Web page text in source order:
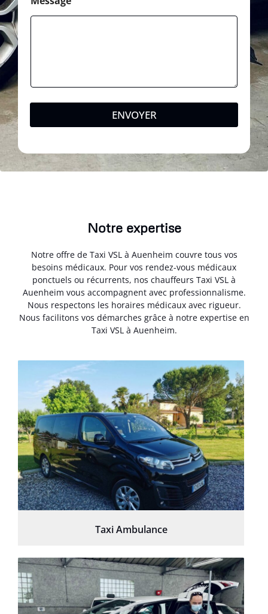
ENVOYER
Notre expertise
Notre offre de Taxi VSL à Auenheim couvre tous vos
besoins médicaux. Pour vos rendez-vous médicaux
ponctuels ou récurrents, nos chauffeurs Taxi VSL à
Auenheim vous accompagnent avec professionnalisme.
Nous respectons les horaires médicaux avec rigueur.
Nous facilitons vos démarches grâce à notre expertise en
Taxi VSL à Auenheim.
Taxi Ambulance